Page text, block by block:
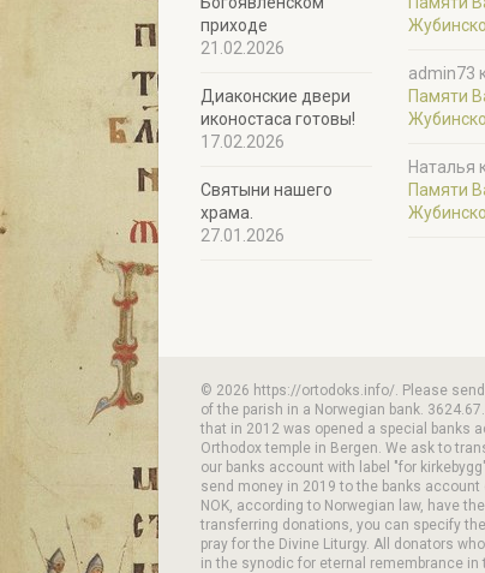
приходе
21.02.2026
Диаконские двери
иконостаса готовы!
17.02.2026
Святыни нашего
храма.
27.01.2026
admin73
Памяти
Наталья
Памяти
© 2026 https://ortodoks.info/. Please
of the parish in a Norwegian bank.
that in 2012 was opened a special banks
Orthodox temple in Bergen. We ask to
our banks account with label "for
send money in 2019 to the banks
NOK, according to Norwegian law, have
transferring donations, you can specify
pray for the Divine Liturgy. All donators
in the synodic for eternal remembrance in